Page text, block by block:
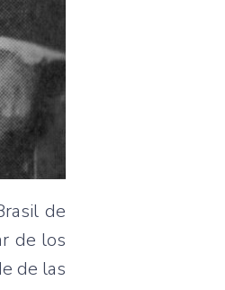
de
de los
de las